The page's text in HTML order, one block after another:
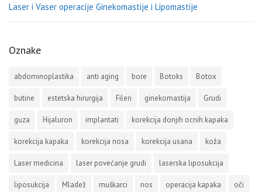
Laser i Vaser operacije Ginekomastije i Lipomastije
Oznake
abdominoplastika anti aging bore Botoks Botox
butine estetska hirurgija Fileri ginekomastija Grudi
guza Hijaluron implantati korekcija donjih ocnih kapaka
korekcija kapaka korekcija nosa korekcija usana koža
Laser medicina laser povećanje grudi laserska liposukcija
liposukcija Mladež muškarci nos operacija kapaka oči